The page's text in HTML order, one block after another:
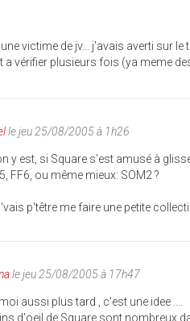
victime de jv... j'avais averti sur
a vérifier plusieurs fois (ya meme
le jeu 25/08/2005 à 1h26
y est, si Square s'est amusé à
FF6, ou même mieux: SOM2 ?
p'têtre me faire une petite
le jeu 25/08/2005 à 17h47
aussi plus tard , c'est une idee ....
d'oeil de Square sont nombreux